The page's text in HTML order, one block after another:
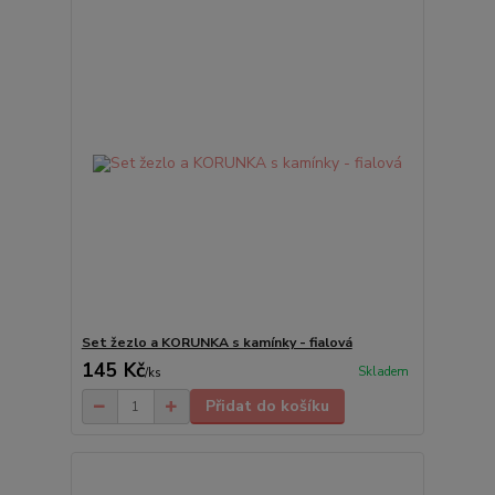
Set žezlo a KORUNKA s kamínky - fialová
145 Kč/ks Skladem
Přidat do košíku